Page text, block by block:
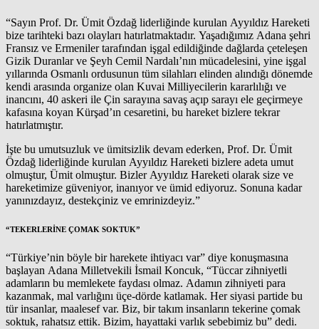
“Sayın Prof. Dr. Ümit Özdağ liderliğinde kurulan Ayyıldız Hareketi
bize tarihteki bazı olayları hatırlatmaktadır. Yaşadığımız Adana şehri
Fransız ve Ermeniler tarafından işgal edildiğinde dağlarda çeteleşen
Gizik Duranlar ve Şeyh Cemil Nardalı’nın mücadelesini, yine işgal
yıllarında Osmanlı ordusunun tüm silahları elinden alındığı dönemde
kendi arasında organize olan Kuvai Milliyecilerin kararlılığı ve
inancını, 40 askeri ile Çin sarayına savaş açıp sarayı ele geçirmeye
kafasına koyan Kürşad’ın cesaretini, bu hareket bizlere tekrar
hatırlatmıştır.
İşte bu umutsuzluk ve ümitsizlik devam ederken, Prof. Dr. Ümit
Özdağ liderliğinde kurulan Ayyıldız Hareketi bizlere adeta umut
olmuştur, Ümit olmuştur. Bizler Ayyıldız Hareketi olarak size ve
hareketimize güveniyor, inanıyor ve ümid ediyoruz. Sonuna kadar
yanınızdayız, destekçiniz ve emrinizdeyiz.”
“TEKERLERİNE ÇOMAK SOKTUK”
“Türkiye’nin böyle bir harekete ihtiyacı var” diye konuşmasına
başlayan Adana Milletvekili İsmail Koncuk, “Tüccar zihniyetli
adamların bu memlekete faydası olmaz. Adamın zihniyeti para
kazanmak, mal varlığını üçe-dörde katlamak. Her siyasi partide bu
tür insanlar, maalesef var. Biz, bir takım insanların tekerine çomak
soktuk, rahatsız ettik. Bizim, hayattaki varlık sebebimiz bu” dedi.